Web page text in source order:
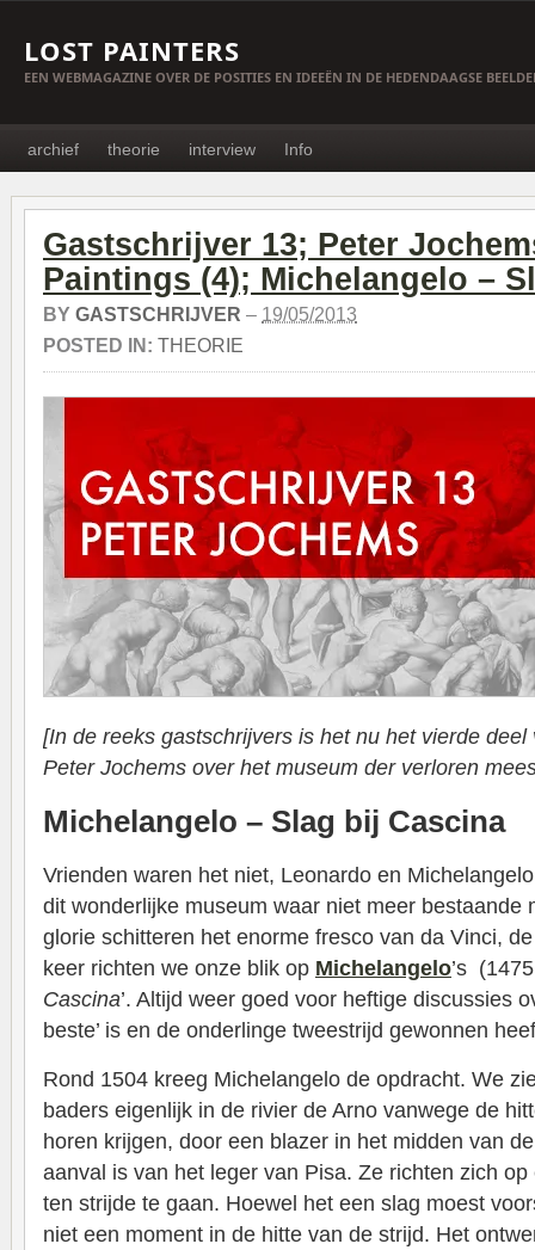
LOST PAINTERS
EEN WEBMAGAZINE OVER DE POSITIES EN IDEEËN IN DE HEDENDAAGSE
archief theorie interview Info
Gastschrijver 13; Peter
Paintings (4); Michelangelo –
BY GASTSCHRIJVER – 19/05/2013
POSTED IN: THEORIE
[In de reeks gastschrijvers is het nu het vierde
Peter Jochems over het museum der verloren
Michelangelo – Slag bij Cascina
Vrienden waren het niet, Leonardo en
dit wonderlijke museum waar niet meer bestaande
glorie schitteren het enorme fresco van da Vinci, de
keer richten we onze blik op Michelangelo’s
Cascina’. Altijd weer goed voor heftige discussies
beste’ is en de onderlinge tweestrijd gewonnen
Rond 1504 kreeg Michelangelo de opdracht. We
baders eigenlijk in de rivier de Arno vanwege de
horen krijgen, door een blazer in het midden van
aanval is van het leger van Pisa. Ze richten zich
ten strijde te gaan. Hoewel het een slag moest
niet een moment in de hitte van de strijd. Het